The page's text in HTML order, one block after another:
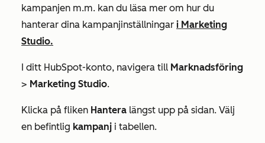
kampanjen m.m. kan du läsa mer om hur du
hanterar dina kampanjinställningar i Marketing
Studio.
I ditt HubSpot-konto, navigera till Marknadsföring
> Marketing Studio.
Klicka på fliken Hantera längst upp på sidan. Välj
en befintlig kampanj i tabellen.